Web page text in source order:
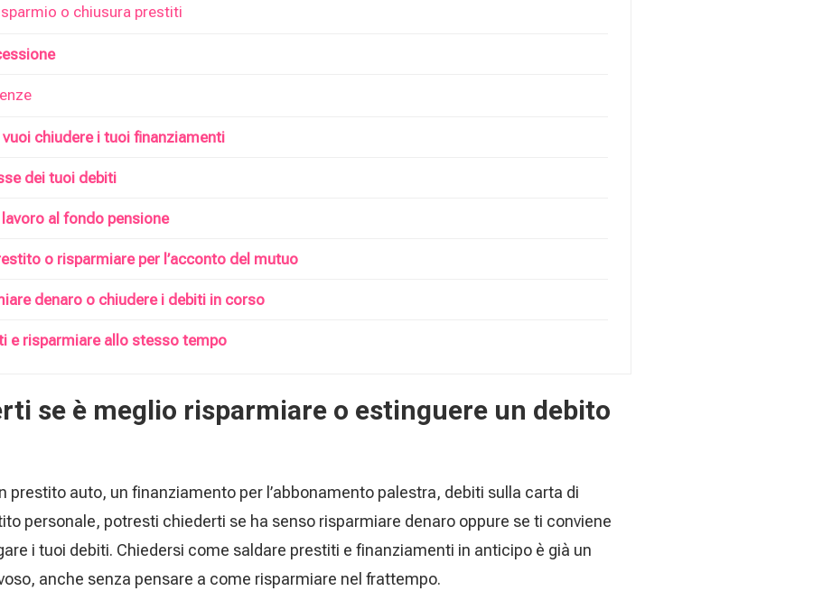
o chiusura prestiti
chiudere i tuoi finanziamenti
dei tuoi debiti
al fondo pensione
o risparmiare per l’acconto del mutuo
denaro o chiudere i debiti in corso
e risparmiare allo stesso tempo
se è meglio risparmiare o estinguere un debito
prestito auto, un finanziamento per l’abbonamento palestra, debiti sulla carta di
personale, potresti chiederti se ha senso risparmiare denaro oppure se ti conviene
i tuoi debiti. Chiedersi come saldare prestiti e finanziamenti in anticipo è già un
anche senza pensare a come risparmiare nel frattempo.